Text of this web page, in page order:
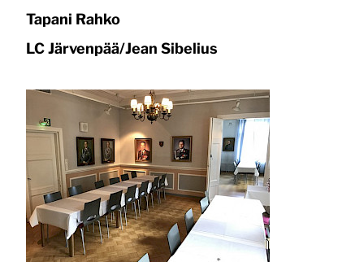
Tapani Rahko
LC Järvenpää/Jean Sibelius